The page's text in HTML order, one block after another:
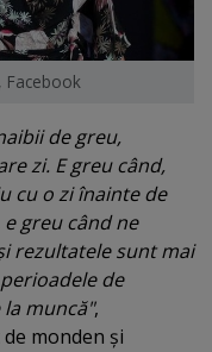
Facebook
de greu,
zi. E greu când,
cu o zi înainte de
greu când ne
rezultatele sunt mai
de
muncă",
monden şi